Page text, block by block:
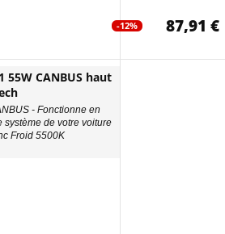
-12% 87,91 €
55W CANBUS haut
- Fonctionne en
système de votre voiture
Froid 5500K